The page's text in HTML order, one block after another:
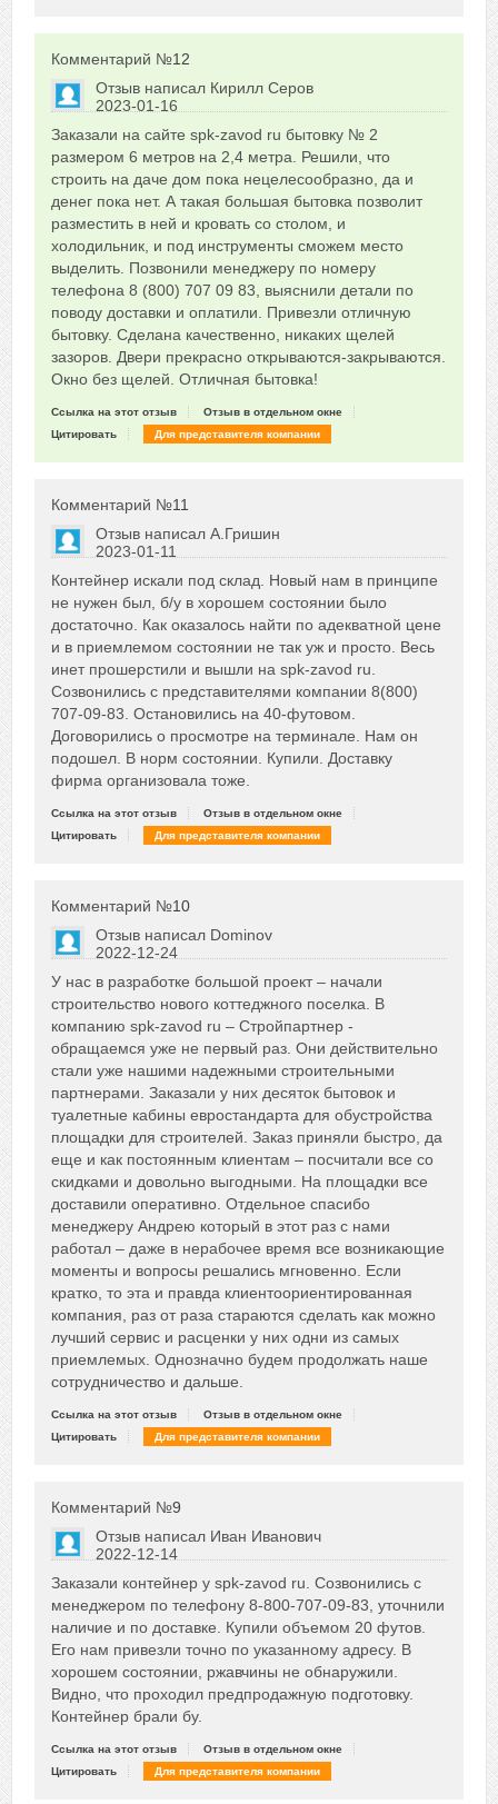
Комментарий №12
Отзыв написал Кирилл Серов
2023-01-16
0
Сказать друзьям об отзыве
Заказали на сайте spk-zavod ru бытовку № 2
размером 6 метров на 2,4 метра. Решили, что
строить на даче дом пока нецелесообразно, да и
денег пока нет. А такая большая бытовка позволит
разместить в ней и кровать со столом, и
холодильник, и под инструменты сможем место
выделить. Позвонили менеджеру по номеру
телефона 8 (800) 707 09 83, выяснили детали по
поводу доставки и оплатили. Привезли отличную
бытовку. Сделана качественно, никаких щелей
зазоров. Двери прекрасно открываются-закрываются.
Окно без щелей. Отличная бытовка!
Ссылка на этот отзыв
Отзыв в отдельном окне
Цитировать
Для представителя компании
Комментарий №11
Отзыв написал А.Гришин
2023-01-11
0
Сказать друзьям об отзыве
Контейнер искали под склад. Новый нам в принципе
не нужен был, б/у в хорошем состоянии было
достаточно. Как оказалось найти по адекватной цене
и в приемлемом состоянии не так уж и просто. Весь
инет прошерстили и вышли на spk-zavod ru.
Созвонились с представителями компании 8(800)
707-09-83. Остановились на 40-футовом.
Договорились о просмотре на терминале. Нам он
подошел. В норм состоянии. Купили. Доставку
фирма организовала тоже.
Ссылка на этот отзыв
Отзыв в отдельном окне
Цитировать
Для представителя компании
Комментарий №10
Отзыв написал Dominov
2022-12-24
0
Сказать друзьям об отзыве
У нас в разработке большой проект – начали
строительство нового коттеджного поселка. В
компанию spk-zavod ru – Стройпартнер -
обращаемся уже не первый раз. Они действительно
стали уже нашими надежными строительными
партнерами. Заказали у них десяток бытовок и
туалетные кабины евростандарта для обустройства
площадки для строителей. Заказ приняли быстро, да
еще и как постоянным клиентам – посчитали все со
скидками и довольно выгодными. На площадки все
доставили оперативно. Отдельное спасибо
менеджеру Андрею который в этот раз с нами
работал – даже в нерабочее время все возникающие
моменты и вопросы решались мгновенно. Если
кратко, то эта и правда клиентоориентированная
компания, раз от раза стараются сделать как можно
лучший сервис и расценки у них одни из самых
приемлемых. Однозначно будем продолжать наше
сотрудничество и дальше.
Ссылка на этот отзыв
Отзыв в отдельном окне
Цитировать
Для представителя компании
Комментарий №9
Отзыв написал Иван Иванович
2022-12-14
0
Сказать друзьям об отзыве
Заказали контейнер у spk-zavod ru. Созвонились с
менеджером по телефону 8-800-707-09-83, уточнили
наличие и по доставке. Купили объемом 20 футов.
Его нам привезли точно по указанному адресу. В
хорошем состоянии, ржавчины не обнаружили.
Видно, что проходил предпродажную подготовку.
Контейнер брали бу.
Ссылка на этот отзыв
Отзыв в отдельном окне
Цитировать
Для представителя компании